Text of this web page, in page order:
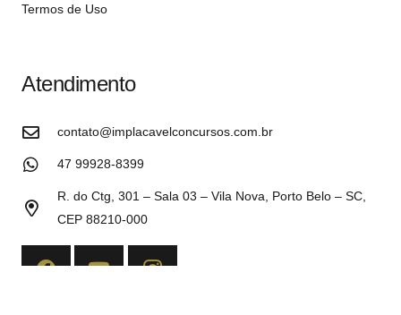
Termos de Uso
Atendimento
contato@implacavelconcursos.com.br
47 99928-8399
R. do Ctg, 301 – Sala 03 – Vila Nova, Porto Belo – SC,
CEP 88210-000